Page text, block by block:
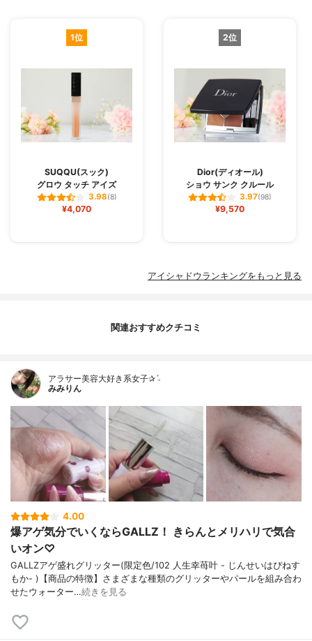
1位
SUQQU(スック)
グロウ タッチ アイズ
3.98(8)
¥4,070
2位
Dior(ディオール)
ショウ サンク クルール
3.97(98)
¥9,570
アイシャドウランキングをもっと見る
関連おすすめクチコミ
アラサー美容大好き系女子✰ˊ˗
みみりん
4.00
爆アゲ気分でいくならGALLZ！ きらんとメリハリで気合
いオン♡
GALLZアゲ盛れグリッター(限定色/102 人生幸苺叶 - じんせいはぴねす
もか- )【商品の特徴】さまざまな種類のグリッターやパールを組み合わ
せたウォーター…続きを見る